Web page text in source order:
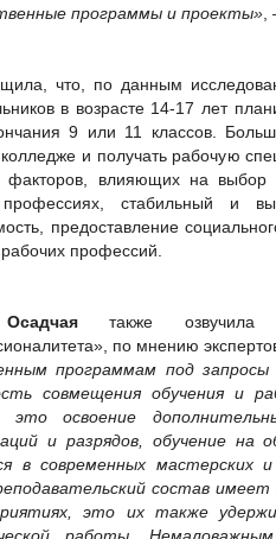
программы и проекты»
что, по данным
в возрасте 14-17 лет
9 или 11 классов.
колледже и получать рабочую
факторов, влияющих на выбор
профессиях, стабильный и
предоставление
профессий.
также озвучила
по мнению
программам под
совмещения обучения и
освоение
и разрядов, обучение на
в современных мастерских
состав
это их также